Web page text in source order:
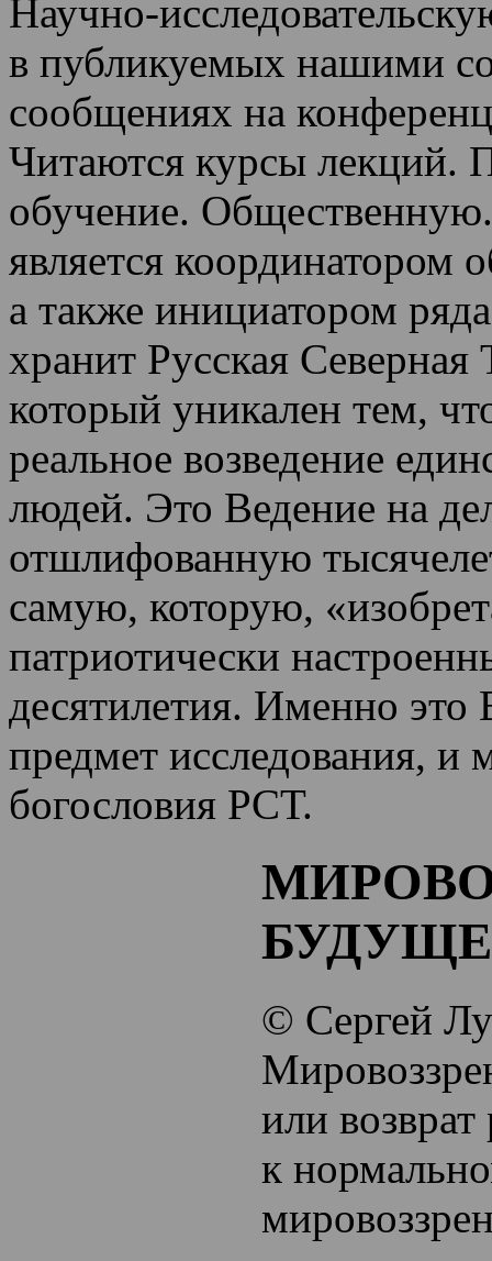
Научно-
в публикуемых нашими
сообщениях на
Читаются курсы лекций.
обучение.
является
а также инициатором
хранит Русская
который уникален тем,
реальное возведение
людей. Это Ведение на
отшлифованную
самую, которую,
патриотически
десятилетия. Именно это
предмет исследования, и
богословия РСТ.
© Сергей
или возврат
к